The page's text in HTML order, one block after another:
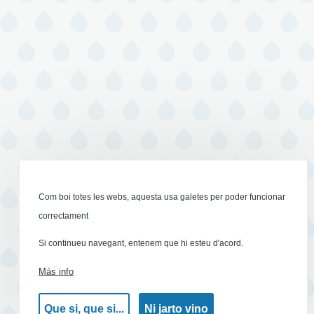
Com boi totes les webs, aquesta usa galetes per poder funcionar
correctament
Si continueu navegant, entenem que hi esteu d'acord.
Más info
Que si, que si... Ni jarto vino